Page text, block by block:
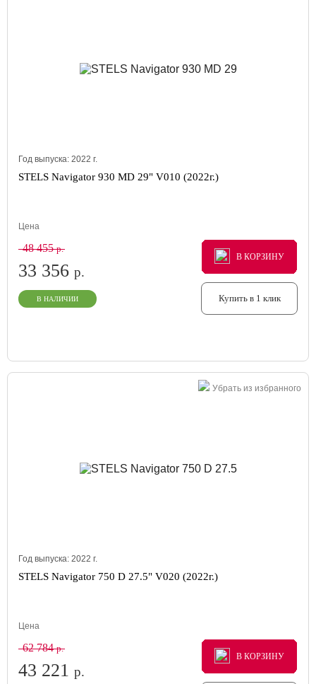
Год выпуска: 2022 г.
STELS Navigator 930 MD 29" V010 (2022г.)
Цена
48 455р.
33 356 р.
В НАЛИЧИИ
В КОРЗИНУ
В КОРЗИНУ
В КОРЗИНУ
Купить в 1 клик
Убрать из избранного
Год выпуска: 2022 г.
STELS Navigator 750 D 27.5" V020 (2022г.)
Цена
62 784р.
43 221 р.
В КОРЗИНУ
В КОРЗИНУ
В КОРЗИНУ